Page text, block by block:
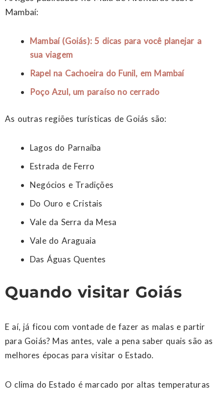
Mambaí:
Mambaí (Goiás): 5 dicas para você planejar a
sua viagem
Rapel na Cachoeira do Funil, em Mambaí
Poço Azul, um paraíso no cerrado
As outras regiões turísticas de Goiás são:
Lagos do Parnaíba
Estrada de Ferro
Negócios e Tradições
Do Ouro e Cristais
Vale da Serra da Mesa
Vale do Araguaia
Das Águas Quentes
Quando visitar Goiás
E aí, já ficou com vontade de fazer as malas e partir
para Goiás? Mas antes, vale a pena saber quais são as
melhores épocas para visitar o Estado.
O clima do Estado é marcado por altas temperaturas